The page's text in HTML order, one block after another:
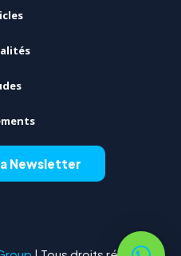
Newsletter